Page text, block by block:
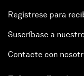
Regístrese para
Suscríbase a
Contacte con